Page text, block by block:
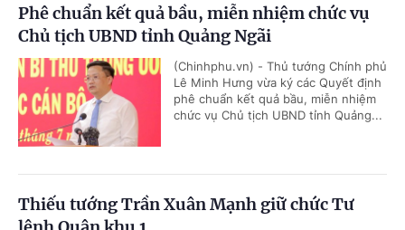
Phê chuẩn kết quả bầu, miễn nhiệm chức vụ
Chủ tịch UBND tỉnh Quảng Ngãi
(Chinhphu.vn) - Thủ tướng Chính phủ
Lê Minh Hưng vừa ký các Quyết định
phê chuẩn kết quả bầu, miễn nhiệm
chức vụ Chủ tịch UBND tỉnh Quảng...
Thiếu tướng Trần Xuân Mạnh giữ chức Tư